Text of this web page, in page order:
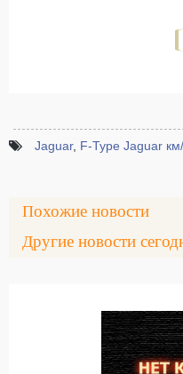
Jaguar, F-Type Jaguar
Похожие новости
Другие новости